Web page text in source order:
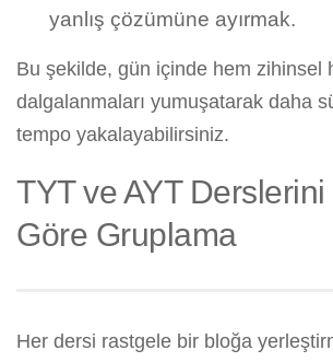
yanlış çözümüne ayırmak.
Bu şekilde, gün içinde hem zihinsel
dalgalanmaları yumuşatarak daha
tempo yakalayabilirsiniz.
TYT ve AYT
Göre Gruplama
Her dersi rastgele bir bloğa